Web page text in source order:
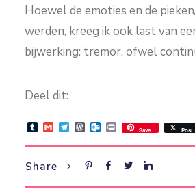
Hoewel de emoties en de
werden, kreeg ik ook last van
bijwerking: tremor, ofwel
Deel dit:
Tumblr
GmailTelegram
WordPress
Outlook.com
PrintSave Post
Share